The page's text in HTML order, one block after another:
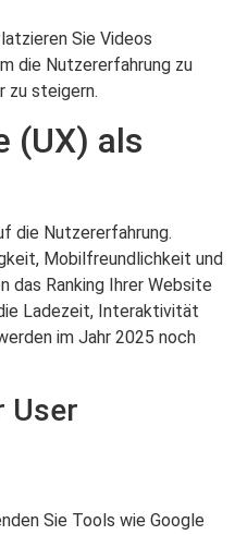
Sie Videos
die Nutzererfahrung zu
zu steigern.
(UX) als
die Nutzererfahrung.
Mobilfreundlichkeit und
das Ranking Ihrer Website
Ladezeit, Interaktivität
im Jahr 2025 noch
User
Sie Tools wie Google